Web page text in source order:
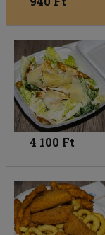
4 100 Ft